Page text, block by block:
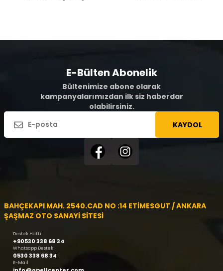
E-Bülten Abonelik
Bültenimize abone olarak
kampanyalarımızdan ilk siz haberdar
olabilirsiniz.
KAYDOL
BAHÇEKAPI MAH. 2540.CAD NO :14 ETİMESGUT / ANKARA
ŞAŞMAZ OTO SANAYİ SİTESİ
Destek Hattı
+90530 338 68 34
Whatsapp Destek
0530 338 68 34
E-Mail